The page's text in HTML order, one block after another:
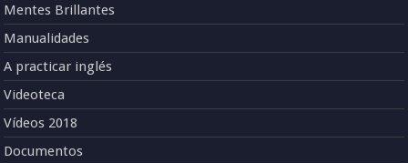
Mentes Brillantes
Manualidades
A practicar inglés
Videoteca
Vídeos 2018
Documentos